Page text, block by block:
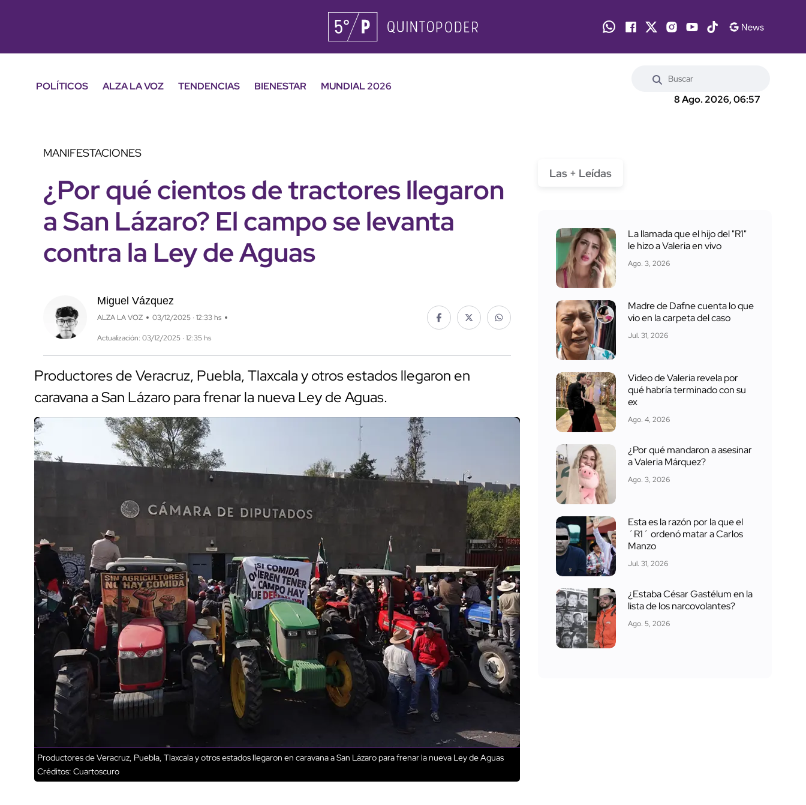
POLÍTICOS ALZA LA VOZ TENDENCIAS BIENESTAR
MUNDIAL 2026
8 Ago. 2026, 06:57
MANIFESTACIONES
¿Por qué cientos de tractores llegaron
a San Lázaro? El campo se levanta
contra la Ley de Aguas
Miguel Vázquez
ALZA LA VOZ 03/12/2025 · 12:33 hs
Actualización: 03/12/2025 · 12:35 hs
Productores de Veracruz, Puebla, Tlaxcala y otros estados llegaron en
caravana a San Lázaro para frenar la nueva Ley de Aguas.
Productores de Veracruz, Puebla, Tlaxcala y otros estados llegaron en caravana a San Lázaro para frenar la nueva Ley de Aguas
Créditos: Cuartoscuro
Las + Leídas
La llamada que el hijo del "R1"
le hizo a Valeria en vivo
Ago. 3, 2026
Madre de Dafne cuenta lo que
vio en la carpeta del caso
Jul. 31, 2026
Video de Valeria revela por
qué habría terminado con su
ex
Ago. 4, 2026
¿Por qué mandaron a asesinar
a Valeria Márquez?
Ago. 3, 2026
Esta es la razón por la que el
´R1´ ordenó matar a Carlos
Manzo
Jul. 31, 2026
¿Estaba César Gastélum en la
lista de los narcovolantes?
Ago. 5, 2026